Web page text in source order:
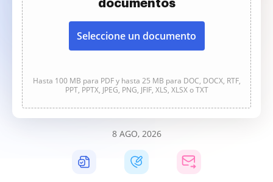
documentos
Seleccione un documento
Hasta 100 MB para PDF y hasta 25 MB para DOC, DOCX, RTF,
PPT, PPTX, JPEG, PNG, JFIF, XLS, XLSX o TXT
8 AGO, 2026